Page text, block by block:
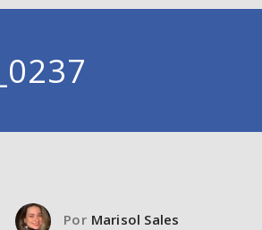
Por Marisol Sales